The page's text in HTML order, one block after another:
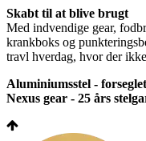
Skabt til at blive brugt
Med indvendige gear,
krankboks og
travl hverdag, hvor der
Aluminiumsstel -
Nexus gear - 25 års